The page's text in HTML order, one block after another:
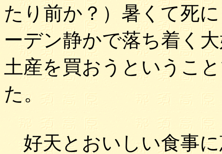
たり前か？）暑くて死
ーデン静かで落ち着く
土産を買おうというこ
た。
好天とおいしい食事